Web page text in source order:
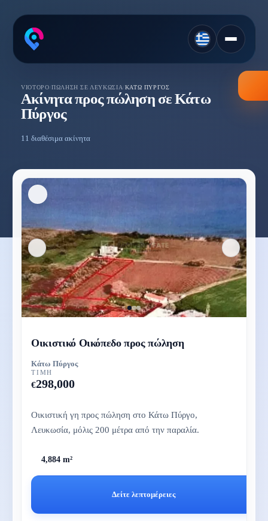
VIOTOPO /ΠΏΛΗΣΗ ΣΕ ΛΕΥΚΩΣΊΑ/ΚΆΤΩ ΠΎΡΓΟΣ
Ακίνητα προς πώληση σε Κάτω
Πύργος
11 διαθέσιμα ακίνητα
Οικιστικό Οικόπεδο προς πώληση
Κάτω Πύργος
ΤΙΜΉ
€298,000
Οικιστική γη προς πώληση στο Κάτω Πύργο,
Λευκωσία, μόλις 200 μέτρα από την παραλία.
4,884 m²
Δείτε λεπτομέρειες